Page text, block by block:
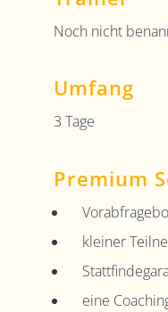
Noch nicht
Umfang
3 Tage
Premium
kleiner
eine